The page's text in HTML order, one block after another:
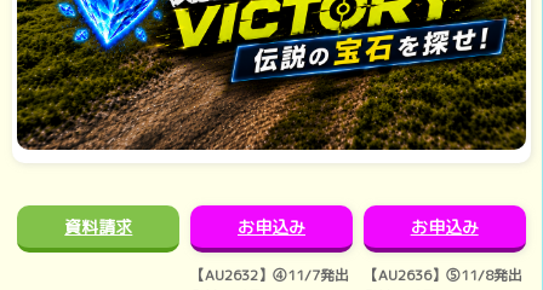
資料請求 お申込み
【AU2632】④11/7発出
お申込み
【AU2636】⑤11/8発出